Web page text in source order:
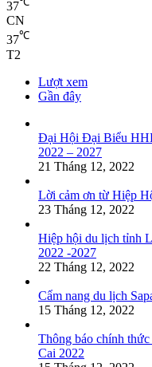
37
CN
37℃
T2
Lượt xem
Gần đây
Đại Hội Đại Biểu
2022 – 2027
21 Tháng 12, 2022
Lời cảm ơn từ Hiệp
23 Tháng 12, 2022
Hiệp hội du lịch tỉnh
2022 -2027
22 Tháng 12, 2022
Cẩm nang du lịch
15 Tháng 12, 2022
Thông báo chính
Cai 2022